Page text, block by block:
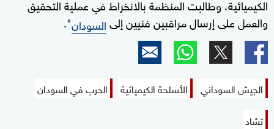
الكيميائية، وطالبت المنظمة بالانخراط في عملية التحقيق
والعمل على إرسال مراقبين فنيين إلىالسودان".
الجيش السوداني الأسلحة الكيميائية
الحرب في السودان
تشاد